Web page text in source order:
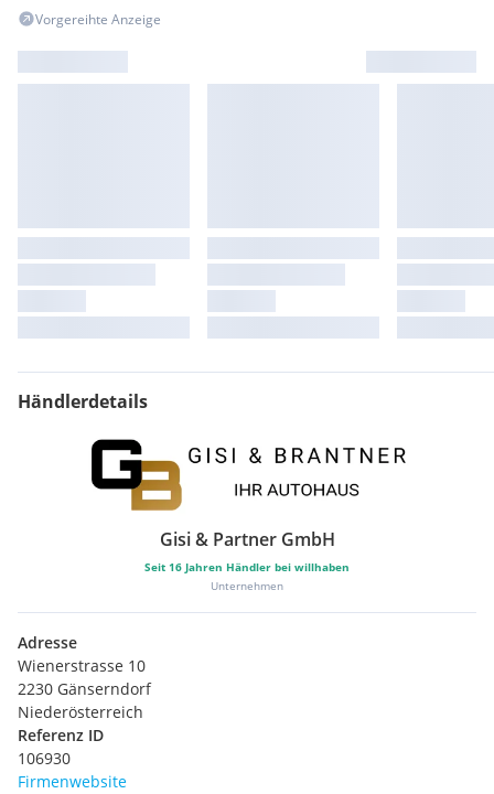
Vorgereihte Anzeige
Händlerdetails
Gisi & Partner GmbH
Seit 16 Jahren Händler bei willhaben
Unternehmen
Adresse
Wienerstrasse 10
2230 Gänserndorf
Niederösterreich
Referenz ID
106930
Firmenwebsite